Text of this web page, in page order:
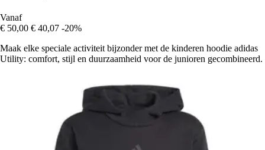
Vanaf
€ 50,00 € 40,07 -20%
Maak elke speciale activiteit bijzonder met de kinderen hoodie adidas
Utility: comfort, stijl en duurzaamheid voor de junioren gecombineerd.